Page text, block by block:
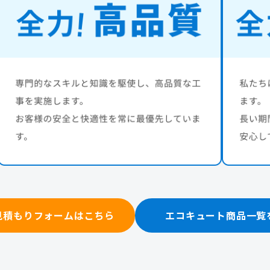
積もりフォームはこちら エコキュート商品一覧